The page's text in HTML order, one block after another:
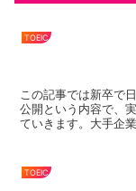
TOEIC
この記事では新卒で
公開という内容で、
ていきます。大手企
TOEIC